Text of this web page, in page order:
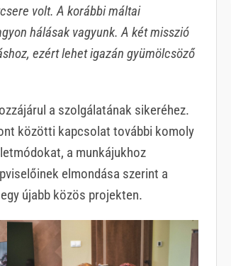
volt. A korábbi máltai
hálásak vagyunk. A két misszió
ezért lehet igazán gyümölcsöző
a szolgálatának sikeréhez.
közötti kapcsolat további komoly
a munkájukhoz
elmondása szerint a
újabb közös projekten.